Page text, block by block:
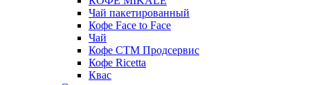
Чай пакетированный
Кофе Face to Face
Чай
Кофе СТМ Продсервис
Кофе Ricetta
Квас